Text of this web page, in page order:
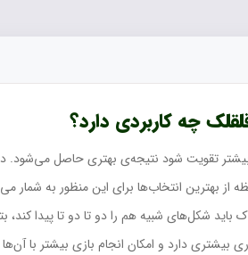
چه کاربردی دارد؟
تقویت شود نتیجه‌ی بهتری حاصل می‌شود.
از بهترین انتخاب‌ها برای این منظور به شمار
شکل‌های شبیه هم را دو تا دو تا پیدا کند،
بیشتری دارد و امکان انجام بازی بیشتر با